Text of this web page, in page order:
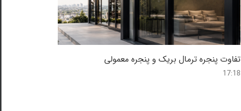
تفاوت پنجره ترمال بریک و پنجره معمولی
17:18